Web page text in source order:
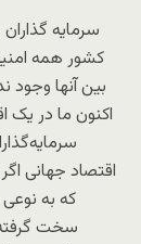
سرمایه
کشور همه
بین آنها وجود
اکنون ما در یک
اقتصاد جهانی
که به
سخت